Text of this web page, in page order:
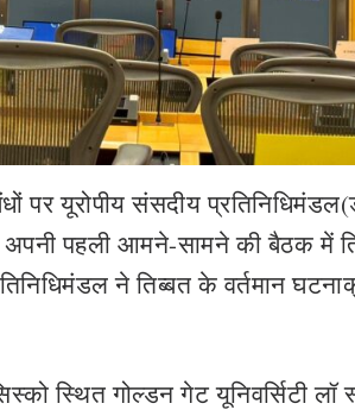
पर यूरोपीय संसदीय
पहली आमने-सामने की बैठक में
ने तिब्बत के वर्तमान
स्थित गोल्डन गेट यूनिवर्सिटी